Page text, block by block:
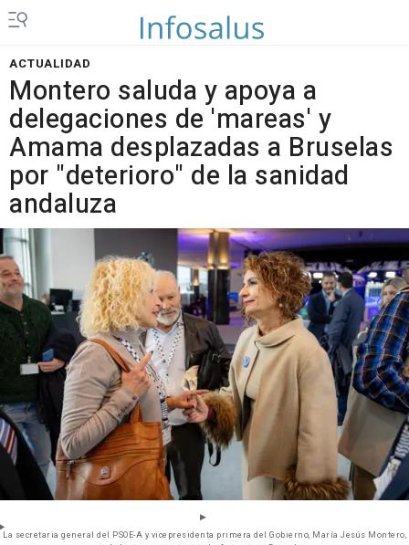
ACTUALIDAD
Montero saluda y apoya a
delegaciones de 'mareas' y
Amama desplazadas a Bruselas
por "deterioro" de la sanidad
andaluza
La secretaria general del PSOE-A y vicepresidenta primera del Gobierno, María Jesús Montero,